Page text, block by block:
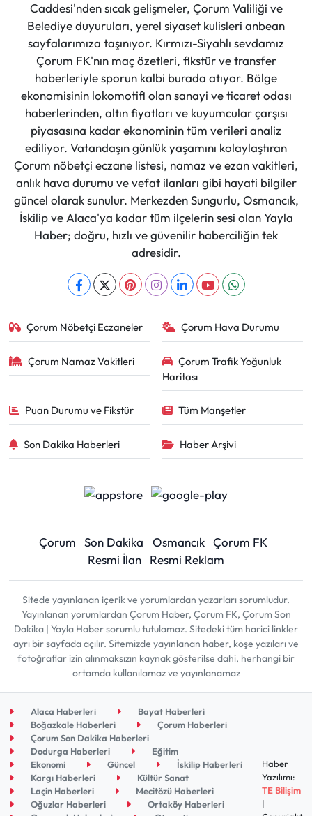
Caddesi'nden sıcak gelişmeler, Çorum Valiliği ve
Belediye duyuruları, yerel siyaset kulisleri anbean
sayfalarımıza taşınıyor. Kırmızı-Siyahlı sevdamız
Çorum FK'nın maç özetleri, fikstür ve transfer
haberleriyle sporun kalbi burada atıyor. Bölge
ekonomisinin lokomotifi olan sanayi ve ticaret odası
haberlerinden, altın fiyatları ve kuyumcular çarşısı
piyasasına kadar ekonominin tüm verileri analiz
ediliyor. Vatandaşın günlük yaşamını kolaylaştıran
Çorum nöbetçi eczane listesi, namaz ve ezan vakitleri,
anlık hava durumu ve vefat ilanları gibi hayati bilgiler
güncel olarak sunulur. Merkezden Sungurlu, Osmancık,
İskilip ve Alaca'ya kadar tüm ilçelerin sesi olan Yayla
Haber; doğru, hızlı ve güvenilir haberciliğin tek
adresidir.
Çorum Nöbetçi Eczaneler Çorum Hava Durumu
Çorum Namaz Vakitleri
Çorum Trafik Yoğunluk
Haritası
Puan Durumu ve Fikstür Tüm Manşetler
Son Dakika Haberleri Haber Arşivi
Çorum Son Dakika Osmancık Çorum FK
Resmi İlan
Resmi Reklam
Sitede yayınlanan içerik ve yorumlardan yazarları sorumludur.
Yayınlanan yorumlardan Çorum Haber, Çorum FK, Çorum Son
Dakika | Yayla Haber sorumlu tutulamaz. Sitedeki tüm harici linkler
ayrı bir sayfada açılır. Sitemizde yayınlanan haber, köşe yazıları ve
fotoğraflar izin alınmaksızın kaynak gösterilse dahi, herhangi bir
ortamda kullanılamaz ve yayınlanamaz
Alaca Haberleri
Bayat Haberleri
Boğazkale Haberleri
Çorum Haberleri
Çorum Son Dakika Haberleri
Dodurga Haberleri
Eğitim
Ekonomi
Güncel
İskilip Haberleri
Kargı Haberleri
Kültür Sanat
Laçin Haberleri
Mecitözü Haberleri
Oğuzlar Haberleri
Ortaköy Haberleri
Haber
Yazılımı:
TE Bilişim
|